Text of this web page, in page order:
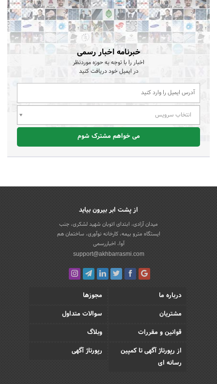
خبرنامه اخبار رسمی
اخبار را با توجه به حوزه موردنظر
در ایمیل خود دریافت کنید
انتخاب سرویس
می خواهم مشترک شوم
از پشت ابر بیرون بیاید
میدان آزادی، ابتدای اتوبان شهید لشکری، جنب
ایستگاه مترو بیمه، کارخانه نوآوری، ساختمان هم
آوا، اخباررسمی
support@akhbarrasmi.com
درباره ما
مجوزها
مشتریان
سوالات متداول
قوانین و مقررات
وبلاگ
از رپورتاژ آگهی تا کمپین
رسانه ای
رپورتاژ آگهی